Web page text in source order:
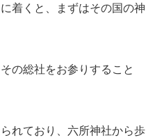
着くと、まずはその国の神
の総社をお参りすること
れており、六所神社から歩